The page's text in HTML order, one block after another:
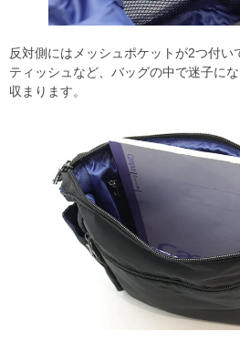
反対側にはメッシュポケットが2つ付い
ティッシュなど、バッグの中で迷子に
収まります。